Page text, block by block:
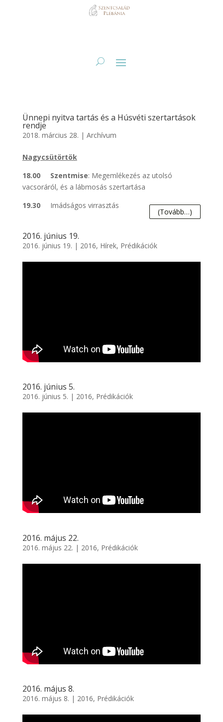
Ünnepi nyitva tartás és a Húsvéti szertartások
rendje
2018. március 28. | Archívum
Nagycsütörtök
18.00
Szentmise: Megemlékezés az utolsó
vacsoráról, és a lábmosás szertartása
19.30Imádságos virrasztás
(tovább…)
2016. június 19.
2016. június 19. | 2016, Hírek, Prédikációk
2016. június 5.
2016. június 5. | 2016, Prédikációk
2016. május 22.
2016. május 22. | 2016, Prédikációk
2016. május 8.
2016. május 8. | 2016, Prédikációk